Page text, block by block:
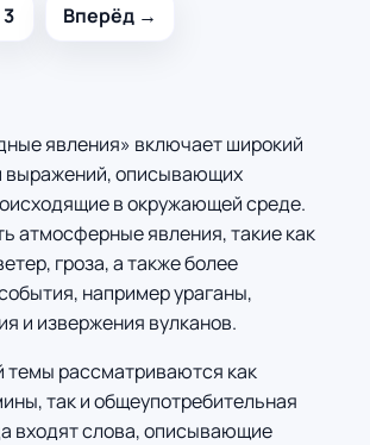
3 Вперёд →
явления» включает широкий
выражений, описывающих
в окружающей среде.
атмосферные явления, такие как
гроза, а также более
например ураганы,
и извержения вулканов.
темы рассматриваются как
так и общеупотребительная
входят слова, описывающие